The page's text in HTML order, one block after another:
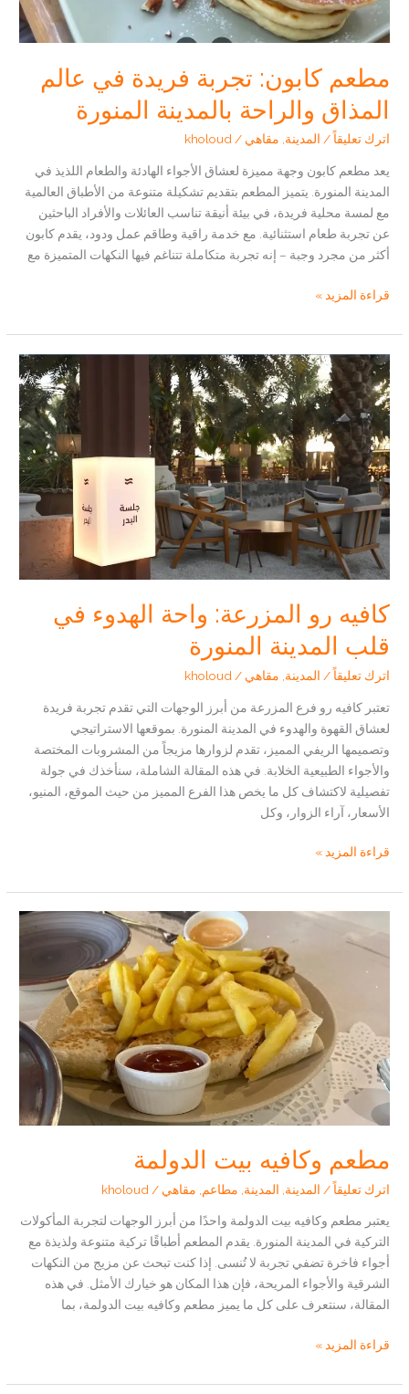
مطعم كابون: تجربة فريدة في عالم
المذاق والراحة بالمدينة المنورة
اترك تعليقاً / المدينة, مقاهي /
kholoud
يعد مطعم كابون وجهة مميزة لعشاق الأجواء الهادئة والطعام اللذيذ في
المدينة المنورة. يتميز المطعم بتقديم تشكيلة متنوعة من الأطباق العالمية
مع لمسة محلية فريدة، في بيئة أنيقة تناسب العائلات والأفراد الباحثين
عن تجربة طعام استثنائية. مع خدمة راقية وطاقم عمل ودود، يقدم كابون
أكثر من مجرد وجبة – إنه تجربة متكاملة تتناغم فيها النكهات المتميزة مع
مطعم
تجربة
فريدة
في
عالم
المذاق
والراحة
بالمدينة
المنورة
قراءة المزيد »
كافيه رو المزرعة: واحة الهدوء في
قلب المدينة المنورة
اترك تعليقاً / المدينة مقاهي /
kholoud
تعتبر كافيه رو فرع المزرعة من أبرز الوجهات التي تقدم تجربة فريدة
لعشاق القهوة والهدوء في المدينة المنورة. بموقعها الاستراتيجي
وتصميمها الريفي المميز، تقدم لزوارها مزيجاً من المشروبات المختصة
والأجواء الطبيعية الخلابة. في هذه المقالة الشاملة، سنأخذك في جولة
تفصيلية لاكتشاف كل ما يخص هذا الفرع المميز من حيث الموقع، المنيو،
الأسعار، آراء الزوار، وكل
كافيه
المزرعة:
واحة
في
قلب
قراءة المزيد »
مطعم وكافيه بيت الدولمة
اترك تعليقاً / المدينة المدينة مطاعم مقاهي /
kholoud
يعتبر مطعم وكافيه بيت الدولمة واحدًا من أبرز الوجهات لتجربة المأكولات
التركية في المدينة المنورة. يقدم المطعم أطباقًا تركية متنوعة ولذيذة مع
أجواء فاخرة تضفي تجربة لا تُنسى. إذا كنت تبحث عن مزيج من النكهات
الشرقية والأجواء المريحة، فإن هذا المكان هو خيارك الأمثل. في هذه
المقالة، سنتعرف على كل ما يميز مطعم وكافيه بيت الدولمة، بما
مطعم
بيت
قراءة المزيد »